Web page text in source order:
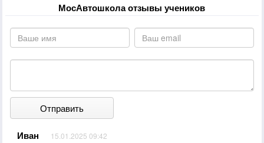
МосАвтошкола отзывы учеников
Отправить
Иван 15.01.2025 09:42